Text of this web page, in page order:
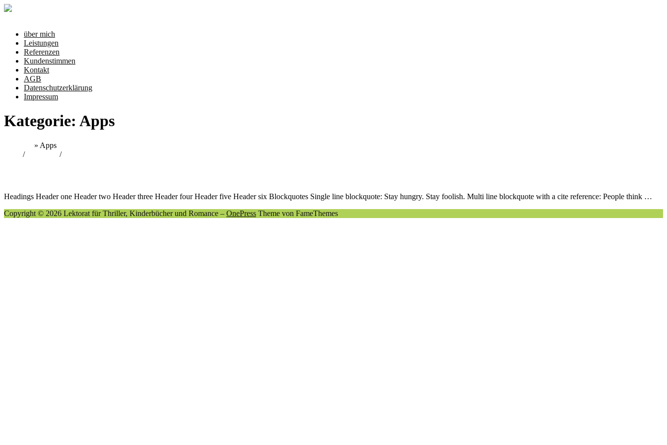
Zum
über mich
Leistungen
Referenzen
Kundenstimmen
Kontakt
AGB
Datenschutzerklärung
Impressum
Kategorie: Apps
» Apps
/ /
Headings Header one Header two Header three Header four Header five Header six Blockquotes Single line blockquote: Stay hungry. Stay foolish. Multi line blockquote with a cite reference: People think …
Copyright © 2026 Lektorat für Thriller, Kinderbücher und Romance – OnePress Theme von FameThemes